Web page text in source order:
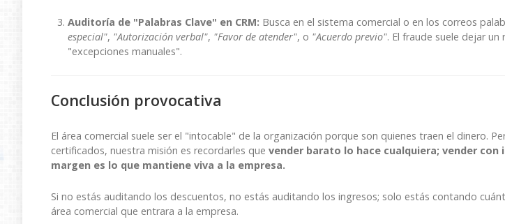
Auditoría de "Palabras Clave" en CRM: Busca en el sistema comercial o en los correos
especial", "Autorización verbal", "Favor de atender", o "Acuerdo previo". El fraude suele dejar un
"excepciones manuales".
Conclusión provocativa
El área comercial suele ser el "intocable" de la organización porque son quienes traen el dinero.
certificados, nuestra misión es recordarles que vender barato lo hace cualquiera; vender con
margen es lo que mantiene viva a la empresa.
Si no estás auditando los descuentos, no estás auditando los ingresos; solo estás contando
área comercial que entrara a la empresa.